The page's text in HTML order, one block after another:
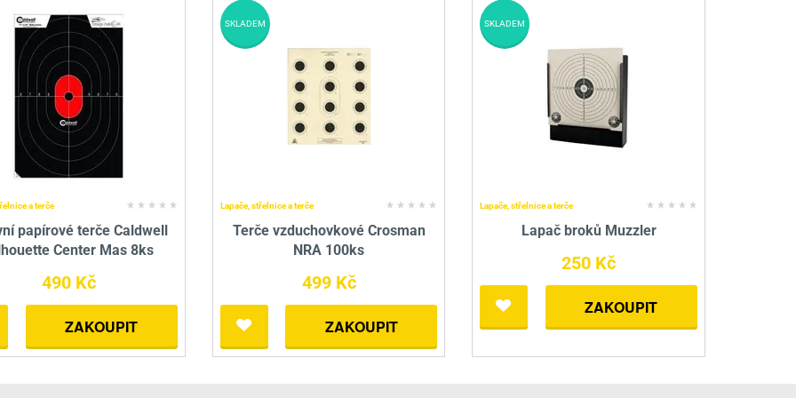
a terče
papírové terče Caldwell
Center Mas 8ks
490 Kč
ZAKOUPIT
Lapače, střelnice a terče
Terče vzduchovkové Crosman
NRA 100ks
499 Kč
ZAKOUPIT
SKLADEM
Lapače, střelnice a terče
Lapač broků Muzzler
250 Kč
ZAKOUPIT
SKLADEM